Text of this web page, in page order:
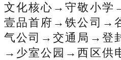
文化核心→守敬小学
壹品首府→铁公司→
气公司→交通局→登
→少室公园→西区供